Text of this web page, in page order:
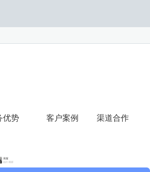
优势 客户案例 渠道合作